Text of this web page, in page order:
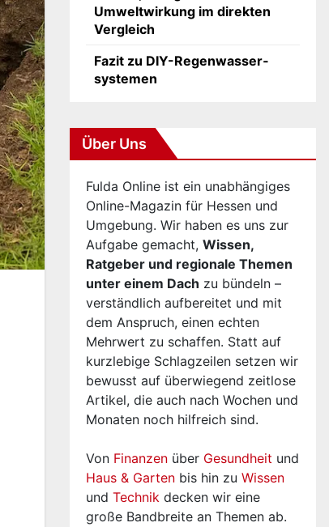
Umweltwirkung im direkten
Vergleich
Fazit zu DIY-Regenwasser­
systemen
Über Uns
Fulda Online ist ein unabhängiges
Online-Magazin für Hessen und
Umgebung. Wir haben es uns zur
Aufgabe gemacht, Wissen,
Ratgeber und regionale Themen
unter einem Dach zu bündeln –
verständlich aufbereitet und mit
dem Anspruch, einen echten
Mehrwert zu schaffen. Statt auf
kurzlebige Schlagzeilen setzen wir
bewusst auf überwiegend zeitlose
Artikel, die auch nach Wochen und
Monaten noch hilfreich sind.
Von Finanzen über Gesundheit und
Haus & Garten bis hin zu Wissen
und Technik decken wir eine
große Bandbreite an Themen ab.